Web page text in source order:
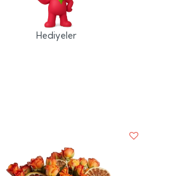
Hediyeler